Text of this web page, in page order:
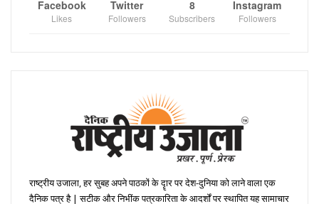
Facebook
Likes
Twitter
Followers
8
Subscribers
Instagram
Followers
राष्ट्रीय उजाला, हर सुबह अपने पाठकों के दॄार पर देश-दुनिया को लाने वाला एक
दैनिक पत्र है | सटीक और निभींक पत्रकारिता के आदर्शों पर स्थापित यह सामाचार